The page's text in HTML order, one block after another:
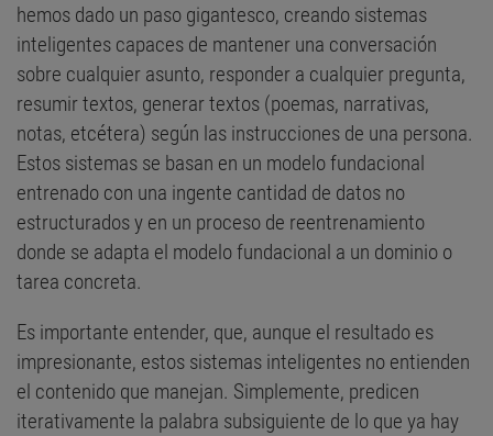
hemos dado un paso gigantesco, creando sistemas
inteligentes capaces de mantener una conversación
sobre cualquier asunto, responder a cualquier pregunta,
resumir textos, generar textos (poemas, narrativas,
notas, etcétera) según las instrucciones de una persona.
Estos sistemas se basan en un modelo fundacional
entrenado con una ingente cantidad de datos no
estructurados y en un proceso de reentrenamiento
donde se adapta el modelo fundacional a un dominio o
tarea concreta.
Es importante entender, que, aunque el resultado es
impresionante, estos sistemas inteligentes no entienden
el contenido que manejan. Simplemente, predicen
iterativamente la palabra subsiguiente de lo que ya hay